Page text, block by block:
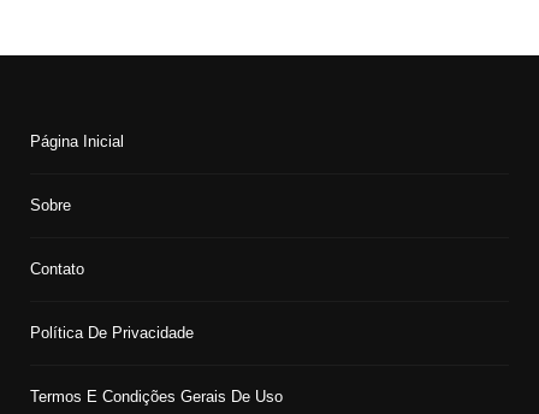
Página Inicial
Sobre
Contato
Política De Privacidade
Termos E Condições Gerais De Uso